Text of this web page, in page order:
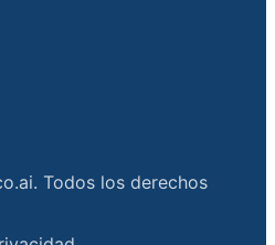
. Todos los derechos